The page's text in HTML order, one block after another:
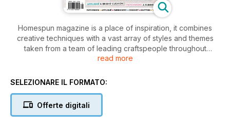
Homespun magazine is a place of inspiration, it combines
creative techniques with a vast array of styles and themes
taken from a team of leading craftspeople throughout
Australia and the world. Homespun is a publication that is at
passionate about craft. Each issue of the magazine features
patterns sheets, a variety of crafts including quilts to bags to
dolls, inspirational photographs of fantastic finished products
read more
SELEZIONARE IL FORMATO:
Offerte digitali